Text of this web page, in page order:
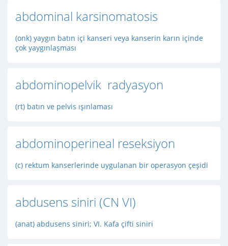
abdominal karsinomatosis
(onk) yaygın batın içi kanseri veya kanserin karın içinde
çok yaygınlaşması
abdominopelvik radyasyon
(rt) batın ve pelvis ışınlaması
abdominoperineal reseksiyon
(c) rektum kanserlerinde uygulanan bir operasyon çeşidi
abdusens siniri (CN VI)
(anat) abdusens siniri; VI. Kafa çifti siniri